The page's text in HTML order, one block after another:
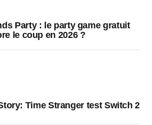
Party : le party game gratuit
le coup en 2026 ?
Time Stranger test Switch 2